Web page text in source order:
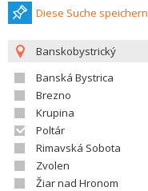
Diese Suche speichern
Banskobystrický
Banská Bystrica
Brezno
Krupina
Poltár
Rimavská Sobota
Zvolen
Žiar nad Hronom